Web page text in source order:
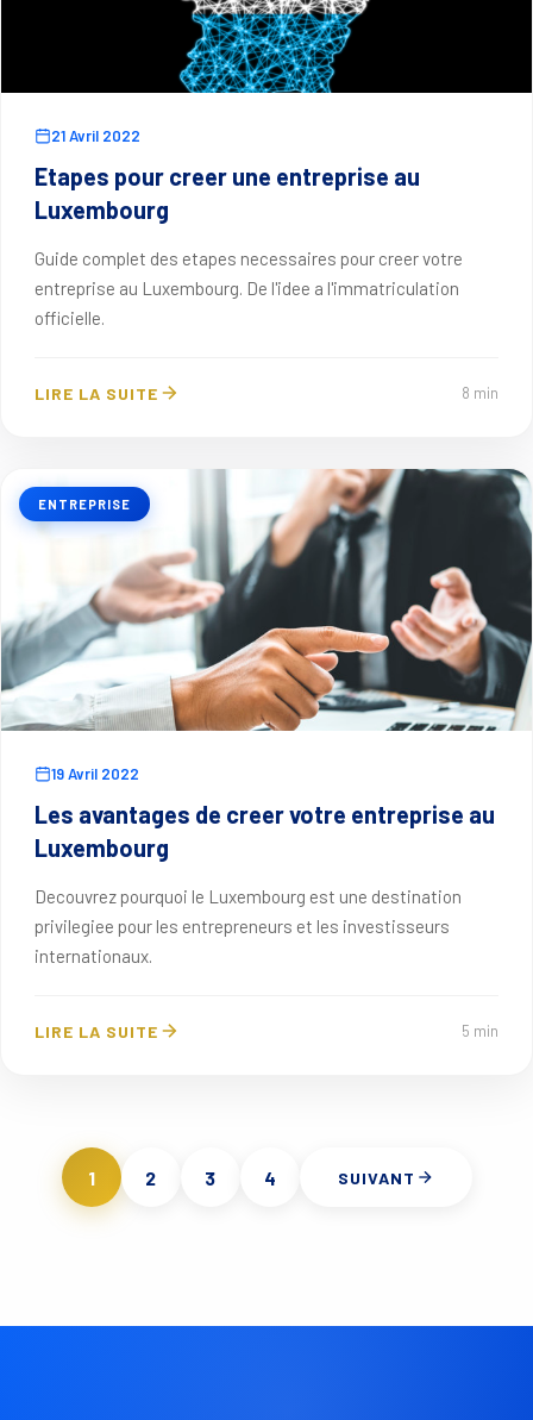
21 Avril 2022
Etapes pour creer une entreprise au
Luxembourg
Guide complet des etapes necessaires pour creer votre
entreprise au Luxembourg. De l'idee a l'immatriculation
officielle.
LIRE LA SUITE 8 min
ENTREPRISE
19 Avril 2022
Les avantages de creer votre entreprise au
Luxembourg
Decouvrez pourquoi le Luxembourg est une destination
privilegiee pour les entrepreneurs et les investisseurs
internationaux.
LIRE LA SUITE 5 min
1 2 3 4 SUIVANT